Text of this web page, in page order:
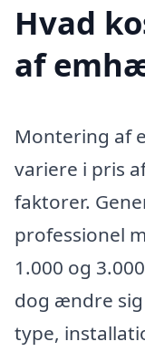
Hvad
af
Montering af
variere i pris
faktorer.
professionel
1.000 og
dog ændre
type,